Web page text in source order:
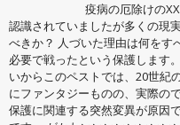
疫病の厄除けの
認識されていましたが多くの現
べきか？ 人づいた理由は何をす
必要で戦ったという保護します
いからこのペストでは、20世紀
にファンタジーものの、実際の
保護に関連する突然変異が原因